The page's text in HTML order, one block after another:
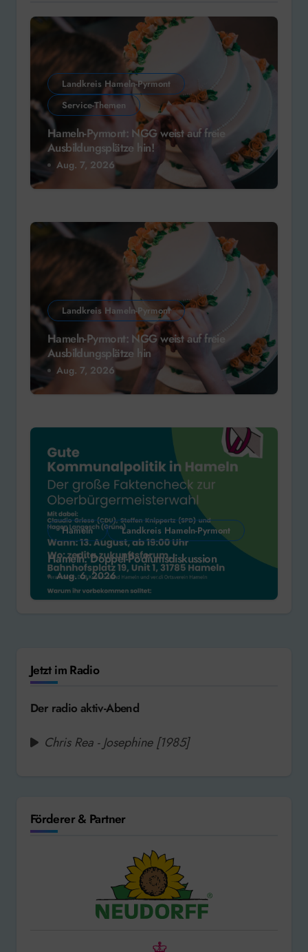
Landkreis Hameln-Pyrmont
Service-Themen
Hameln-Pyrmont: NGG weist auf freie
Ausbildungsplätze hin!
Aug. 7, 2026
Landkreis Hameln-Pyrmont
Hameln-Pyrmont: NGG weist auf freie
Ausbildungsplätze hin
Aug. 7, 2026
Hameln Landkreis Hameln-Pyrmont
Hameln: Doppel-Podiumsdiskussion
Aug. 6, 2026
Jetzt im Radio
Der radio aktiv-Abend
Chris Rea - Josephine [1985]
Förderer & Partner